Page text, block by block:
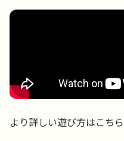
より詳しい遊び方はこち